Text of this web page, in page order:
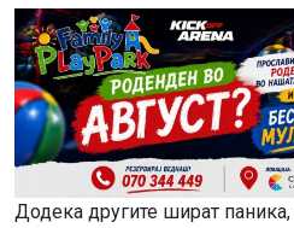
Додека другите шират